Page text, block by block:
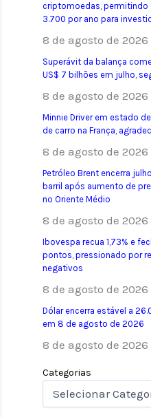
criptomoedas, permitindo
3.700 por ano para
8 de agosto de 2026
Superávit da balança
US$ 7 bilhões em julho,
8 de agosto de 2026
Minnie Driver em estado
de carro na França,
8 de agosto de 2026
Petróleo Brent encerra
barril após aumento de
no Oriente Médio
8 de agosto de 2026
Ibovespa recua 1,73% e
pontos, pressionado por
negativos
8 de agosto de 2026
Dólar encerra estável a
em 8 de agosto de 2026
8 de agosto de 2026
Categorias